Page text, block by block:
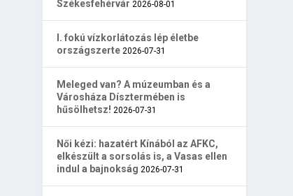
Székesfehérvár 2026-08-01
I. fokú vízkorlátozás lép életbe
országszerte 2026-07-31
Meleged van? A múzeumban és a
Városháza Dísztermében is
hűsölhetsz! 2026-07-31
Női kézi: hazatért Kínából az AFKC,
elkészült a sorsolás is, a Vasas ellen
indul a bajnokság 2026-07-31